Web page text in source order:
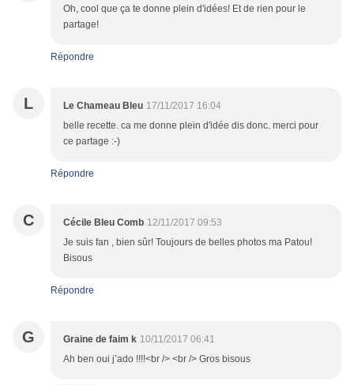
Oh, cool que ça te donne plein d'idées! Et de rien pour le
partage!
Répondre
L Le Chameau Bleu 17/11/2017 16:04
belle recette. ca me donne plein d'idée dis donc. merci pour
ce partage :-)
Répondre
C Cécile Bleu Comb 12/11/2017 09:53
Je suis fan , bien sûr! Toujours de belles photos ma Patou!
Bisous
Répondre
G Graine de faim k 10/11/2017 06:41
Ah ben oui j’ado !!!!<br /> <br /> Gros bisous